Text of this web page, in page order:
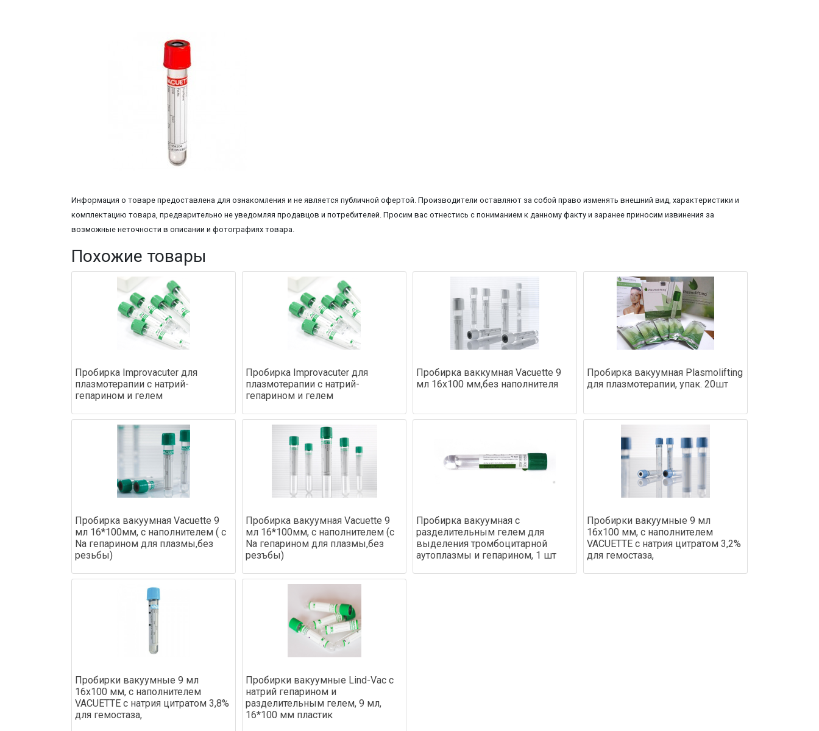
Информация о товаре предоставлена для ознакомления и не является публичной офертой. Производители оставляют за собой право изменять внешний вид, характеристики и
комплектацию товара, предварительно не уведомляя продавцов и потребителей. Просим вас отнестись с пониманием к данному факту и заранее приносим извинения за
возможные неточности в описании и фотографиях товара.
Похожие товары
Пробирка Improvacuter для
плазмотерапии с натрий-
гепарином и гелем
Пробирка Improvacuter для
плазмотерапии с натрий-
гепарином и гелем
Пробирка ваккумная Vacuette 9
мл 16х100 мм,без наполнителя
Пробирка вакуумная Plasmolifting
для плазмотерапии, упак. 20шт
Пробирка вакуумная Vacuette 9
мл 16*100мм, с наполнителем ( с
Na гепарином для плазмы,без
резьбы)
Пробирка вакуумная Vacuette 9
мл 16*100мм, с наполнителем (с
Na гепарином для плазмы,без
резъбы)
Пробирка вакуумная с
разделительным гелем для
выделения тромбоцитарной
аутоплазмы и гепарином, 1 шт
Пробирки вакуумные 9 мл
16х100 мм, с наполнителем
VACUETTE с натрия цитратом 3,2%
для гемостаза,
Пробирки вакуумные 9 мл
16х100 мм, с наполнителем
VACUETTE с натрия цитратом 3,8%
для гемостаза,
Пробирки вакуумные Lind-Vac с
натрий гепарином и
разделительным гелем, 9 мл,
16*100 мм пластик